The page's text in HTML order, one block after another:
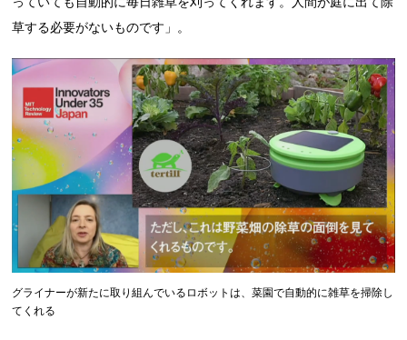
草する必要がないものです」。
グライナーが新たに取り組んでいるロボットは、菜園で自動的に雑草を掃除し
てくれる